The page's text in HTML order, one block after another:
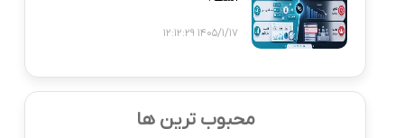
1405/1/17 12:12:29
محبوب ترین ها